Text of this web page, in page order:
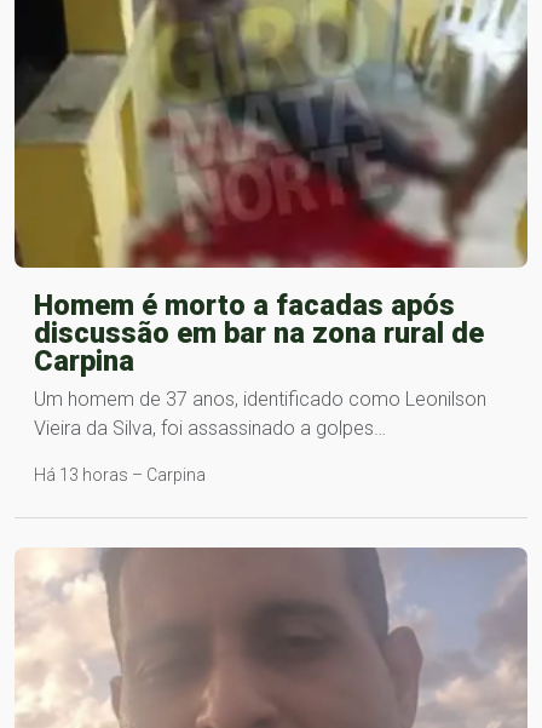
Homem é morto a facadas após
discussão em bar na zona rural de
Carpina
Um homem de 37 anos, identificado como Leonilson
Vieira da Silva, foi assassinado a golpes…
Há 13 horas – Carpina